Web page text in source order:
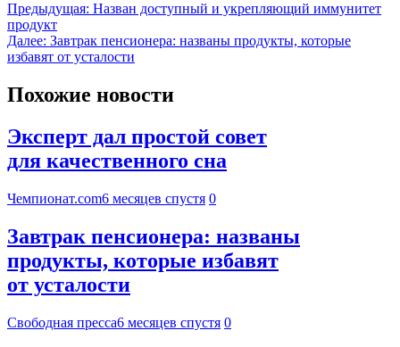
Предыдущая: Назван доступный и укрепляющий иммунитет
продукт
Далее: Завтрак пенсионера: названы продукты, которые
избавят от усталости
Похожие новости
Эксперт дал простой совет
для качественного сна
Чемпионат.com6 месяцев спустя 0
Завтрак пенсионера: названы
продукты, которые избавят
от усталости
Свободная пресса6 месяцев спустя 0